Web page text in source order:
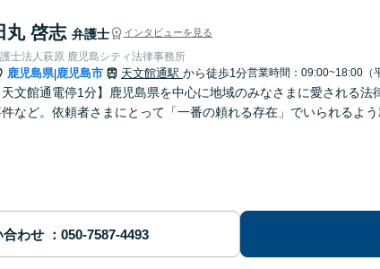
丸 啓志 弁護士 インタビューを見る
士法人萩原 鹿児島シティ法律事務所
鹿児島県|鹿児島市 天文館通駅 から徒歩1分営業時間：09:00~18:00（
天文館通電停1分】鹿児島県を中心に地域のみなさまに愛される
など。依頼者さまにとって「一番の頼れる存在」でいられるよ
合わせ